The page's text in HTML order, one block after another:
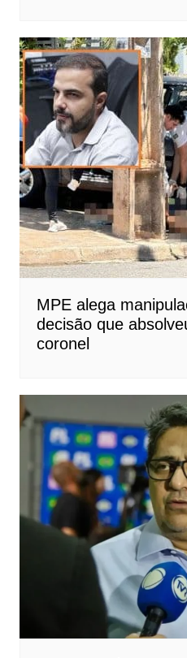
MPE alega
decisão que
coronel